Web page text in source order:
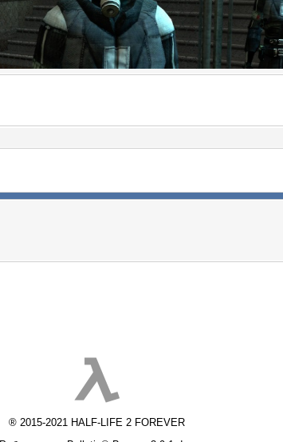
® 2015-2021 HALF-LIFE 2 FOREVER